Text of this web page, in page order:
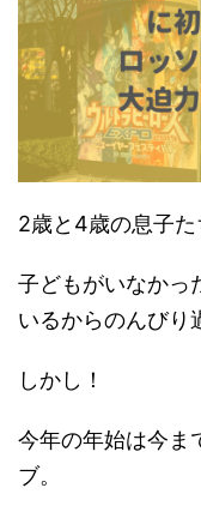
2歳と4歳の息子た
子どもがいなかっ
いるからのんびり
しかし！
今年の年始は今ま
ブ。